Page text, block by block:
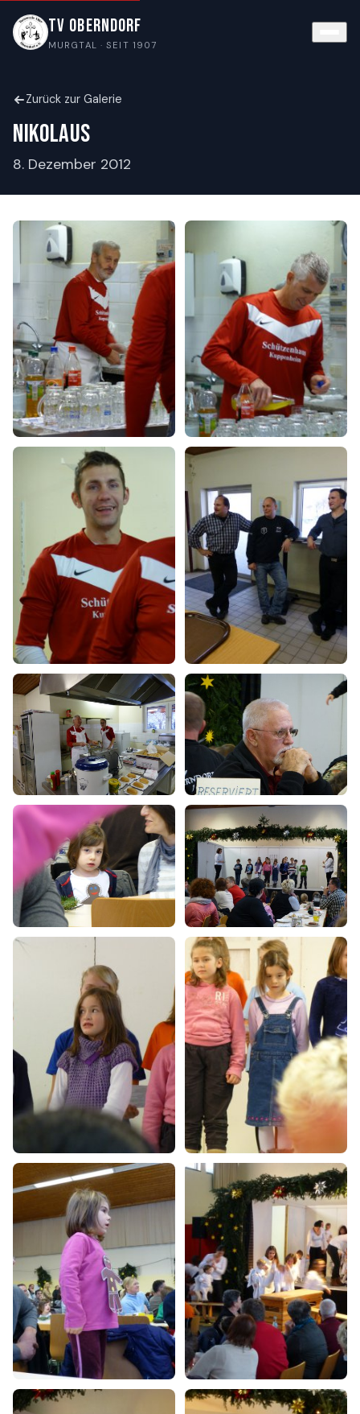
TV Oberndorf
MURGTAL · SEIT 1907
Zurück zur Galerie
Nikolaus
8. Dezember 2012